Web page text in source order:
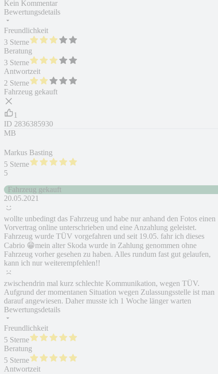
Kein Kommentar
Bewertungsdetails
Freundlichkeit
3 Sterne
Beratung
3 Sterne
Antwortzeit
2 Sterne
Fahrzeug gekauft
1
ID 2836385930
MB
Markus Basting
5 Sterne
5
Fahrzeug gekauft
20.05.2021
wollte unbedingt das Fahrzeug und habe nur anhand den Fotos einen
Vorvertrag online unterschrieben und eine Anzahlung geleistet.
Fahrzeug wurde TÜV vorgefahren und seit 19.05. fahr ich dieses
Cabrio 😁mein alter Skoda wurde in Zahlung genommen ohne
Fahrzeug vorher gesehen zu haben. Alles rundum fast gut gelaufen,
kann ich nur weiterempfehlen!!
zwischendrin mal kurz schlechte Kommunikation, wegen TÜV.
Aufgrund der momentanen Situation wegen Zulassungsstelle ist man
darauf angewiesen. Daher musste ich 1 Woche länger warten
Bewertungsdetails
Freundlichkeit
5 Sterne
Beratung
5 Sterne
Antwortzeit